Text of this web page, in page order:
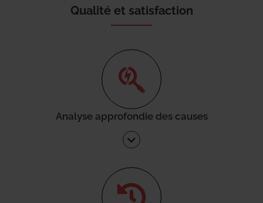
Qualité et satisfaction
Analyse approfondie des causes